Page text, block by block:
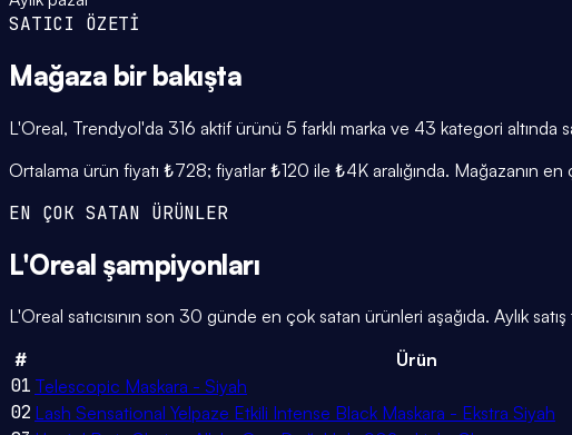
SATICI ÖZETİ
Mağaza bir bakışta
L'Oreal, Trendyol'da 316 aktif ürünü 5 farklı marka ve 43 kategori altında
Ortalama ürün fiyatı ₺728; fiyatlar ₺120 ile ₺4K aralığında. Mağazanın
EN ÇOK SATAN ÜRÜNLER
L'Oreal şampiyonları
L'Oreal satıcısının son 30 günde en çok satan ürünleri aşağıda. Aylık
#
Ürün
01 Telescopic Maskara - Siyah
02 Lash Sensational Yelpaze Etkili Intense Black Maskara - Ekstra Siyah